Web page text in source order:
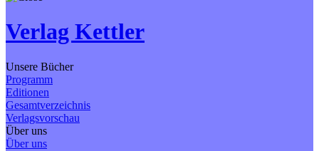
Verlag Kettler
Unsere Bücher
Programm
Editionen
Gesamtverzeichnis
Verlagsvorschau
Über uns
Über uns